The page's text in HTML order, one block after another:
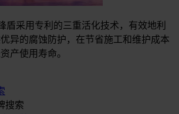
盾采用专利的三重活化技术，有效地利
异的腐蚀防护，在节省施工和维护成本
产使用寿命。
搜索